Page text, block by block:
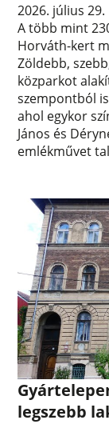
2026. július 29.
A több mint
Horváth-kert
Zöldebb,
közparkot
szempontból
ahol egykor
János és
emlékművet
legszebb